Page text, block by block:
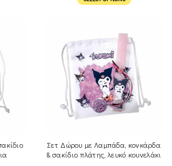
Σετ Δώρου με Λαμπάδα, κονκάρδα
& σακίδιο πλάτης, λευκό κουνελάκι